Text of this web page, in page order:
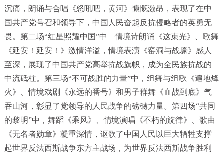
沉痛，朗诵与合唱《怒吼吧，黄河》慷慨激昂，表现了在中
国共产党号召和领导下，中国人民奋起反抗侵略者的英勇无
畏。第二场“红星照耀中国”中，情境诗朗诵《这束光》、歌舞
《延安！延安！》激情洋溢，情境表演《窑洞与战壕》感人
至深，展现了中国共产党高举抗战旗帜，成为全民族抗战的
中流砥柱。第三场“不可战胜的力量”中，组舞与组歌《遍地烽
火》、情境戏剧《永远的番号》和男子群舞《血战到底》气
吞山河，彰显了党领导的人民战争的磅礴力量。第四场“共同
的黎明”中，舞蹈《乘风》、情境演唱《不朽的旋律》、歌曲
《无名者勋章》凝重深情，讴歌了中国人民以巨大牺牲支撑
起世界反法西斯战争东方主战场，为世界反法西斯战争胜利